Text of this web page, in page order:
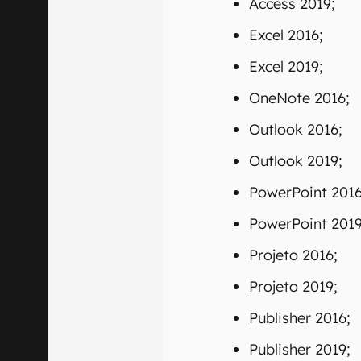
00:00/21:11
A companhia de
os softwares e
vulneráveis no dia
Access 2016;
Access 2019;
Excel 2016;
Excel 2019;
OneNote 2016;
Outlook 2016;